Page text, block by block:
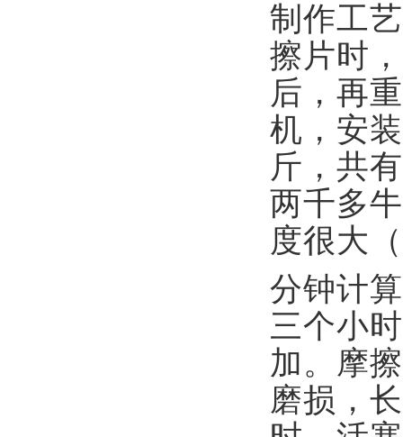
制作工
擦片时
后，再
机，安
斤，共
两千多
度很大
分钟计
三个小
加。摩
磨损，